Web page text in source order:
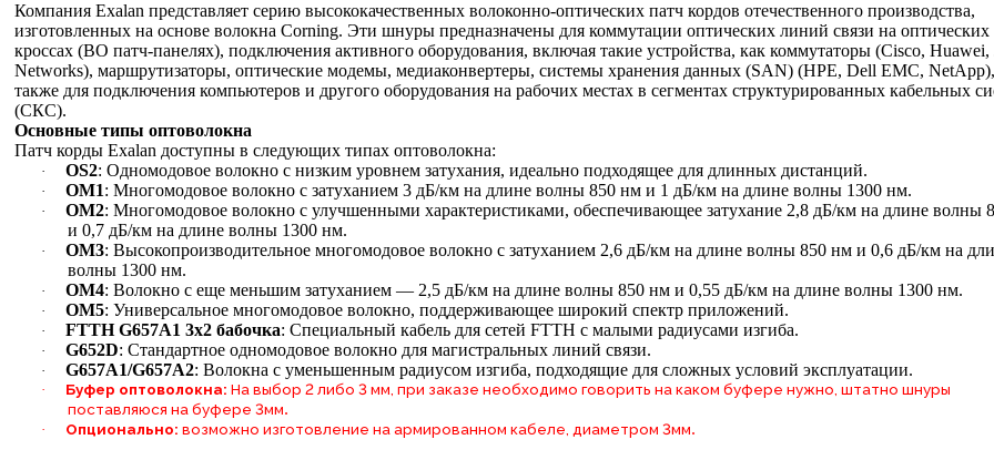
Компания Exalan представляет серию высококачественных волоконно-оптических патч кордов отечественного производства,
изготовленных на основе волокна Corning. Эти шнуры предназначены для коммутации оптических линий связи на оптических
кроссах (ВО патч-панелях), подключения активного оборудования, включая такие устройства, как коммутаторы (Cisco, Huawei,
Networks), маршрутизаторы, оптические модемы, медиаконвертеры, системы хранения данных (SAN) (HPE, Dell EMC,
также для подключения компьютеров и другого оборудования на рабочих местах в сегментах структурированных кабельных
(СКС).
Основные типы оптоволокна
Патч корды Exalan доступны в следующих типах оптоволокна:
· OS2: Одномодовое волокно с низким уровнем затухания, идеально подходящее для длинных дистанций.
· OM1: Многомодовое волокно с затуханием 3 дБ/км на длине волны 850 нм и 1 дБ/км на длине волны 1300 нм.
· OM2: Многомодовое волокно с улучшенными характеристиками, обеспечивающее затухание 2,8 дБ/км на длине волны
и 0,7 дБ/км на длине волны 1300 нм.
· OM3: Высокопроизводительное многомодовое волокно с затуханием 2,6 дБ/км на длине волны 850 нм и 0,6 дБ/км на
волны 1300 нм.
· OM4: Волокно с еще меньшим затуханием — 2,5 дБ/км на длине волны 850 нм и 0,55 дБ/км на длине волны 1300 нм.
· OM5: Универсальное многомодовое волокно, поддерживающее широкий спектр приложений.
· FTTH G657A1 3х2 бабочка: Специальный кабель для сетей FTTH с малыми радиусами изгиба.
· G652D: Стандартное одномодовое волокно для магистральных линий связи.
· G657A1/G657A2: Волокна с уменьшенным радиусом изгиба, подходящие для сложных условий эксплуатации.
· Буфер оптоволокна: На выбор 2 либо 3 мм, при заказе необходимо говорить на каком буфере нужно, штатно шнуры
поставляюся на буфере 3мм.
· Опционально: возможно изготовление на армированном кабеле, диаметром 3мм.